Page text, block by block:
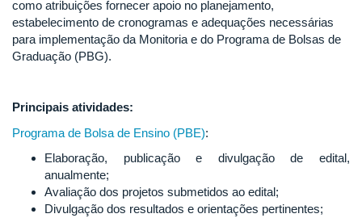
como atribuições fornecer apoio no planejamento,
estabelecimento de cronogramas e adequações necessárias
para implementação da Monitoria e do Programa de Bolsas de
Graduação (PBG).
Principais atividades:
Programa de Bolsa de Ensino (PBE):
Elaboração, publicação e divulgação de edital,
anualmente;
Avaliação dos projetos submetidos ao edital;
Divulgação dos resultados e orientações pertinentes;